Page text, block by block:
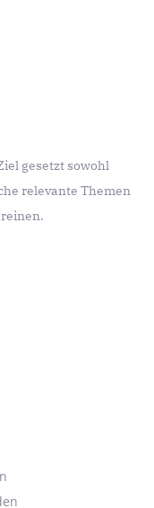
gesetzt sowohl
relevante Themen